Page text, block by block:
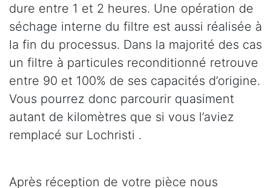
dure entre 1 et 2 heures. Une opération de
séchage interne du filtre est aussi réalisée à
la fin du processus. Dans la majorité des cas
un filtre à particules reconditionné retrouve
entre 90 et 100% de ses capacités d’origine.
Vous pourrez donc parcourir quasiment
autant de kilomètres que si vous l’aviez
remplacé sur Lochristi .
Après réception de votre pièce nous